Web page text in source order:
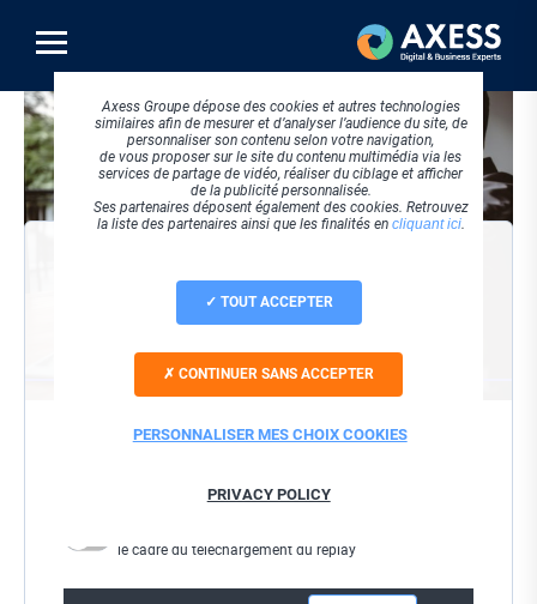
contenu
principal
Visuel
principal
Nom / Prénom
le cadre du téléchargement du replay
Axess Groupe dépose des cookies et autres technologies
similaires afin de mesurer et d’analyser l’audience du site, de
personnaliser son contenu selon votre navigation,
de vous proposer sur le site du contenu multimédia via les
services de partage de vidéo, réaliser du ciblage et afficher
de la publicité personnalisée.
Ses partenaires déposent également des cookies. Retrouvez
la liste des partenaires ainsi que les finalités en cliquant ici.
TOUT ACCEPTER
CONTINUER SANS ACCEPTER
PERSONNALISER MES CHOIX COOKIES
PRIVACY POLICY